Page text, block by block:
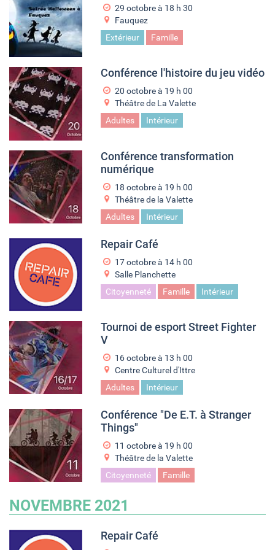
29 octobre à 18 h 30
Fauquez
Extérieur
Famille
Conférence l'histoire du jeu vidéo
20 octobre à 19 h 00
Théâtre de La Valette
Adultes
Intérieur
Conférence transformation
numérique
18 octobre à 19 h 00
Théâtre de la Valette
Adultes
Intérieur
Repair Café
17 octobre à 14 h 00
Salle Planchette
Citoyenneté
Famille Intérieur
Tournoi de esport Street Fighter
V
16 octobre à 13 h 00
Centre Culturel d'Ittre
Adultes
Intérieur
Conférence "De E.T. à Stranger
Things"
11 octobre à 19 h 00
Théâtre de la Valette
Citoyenneté
Famille
NOVEMBRE 2021
Repair Café